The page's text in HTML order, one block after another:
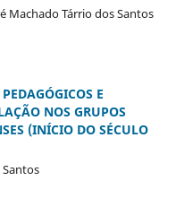
Machado Tárrio dos Santos
E
NOS GRUPOS
(INÍCIO DO SÉCULO
Santos